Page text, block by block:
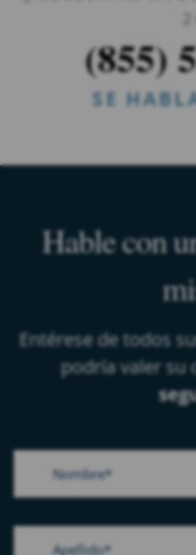
(855)
SE
Hable con
Entérese de todos
podría valer su